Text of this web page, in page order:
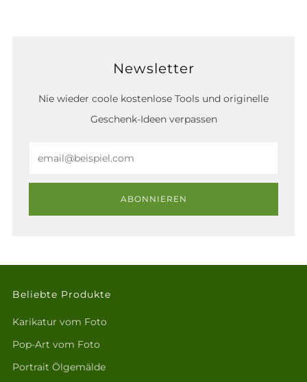
Newsletter
Nie wieder coole kostenlose Tools und originelle
Geschenk-Ideen verpassen
ABONNIEREN
Beliebte Produkte
Karikatur vom Foto
Pop-Art vom Foto
Portrait Ölgemälde